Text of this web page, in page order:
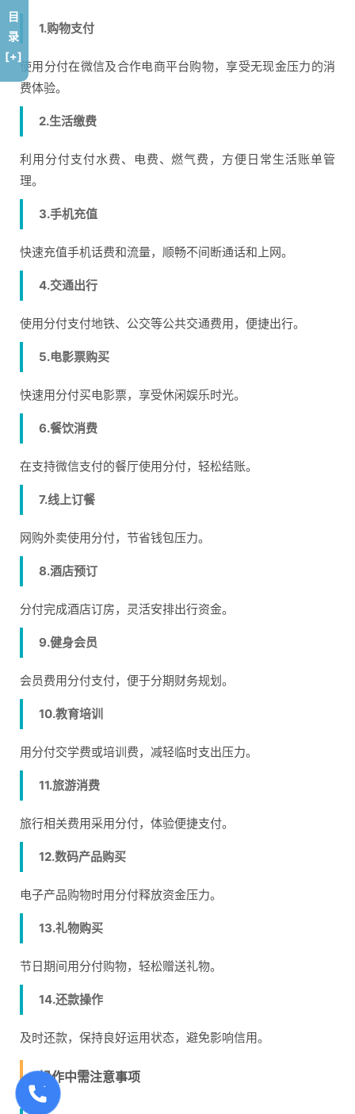
1.购物支付
使用分付在微信及合作电商平台购物，享受无现金压力的消
费体验。
2.生活缴费
利用分付支付水费、电费、燃气费，方便日常生活账单管
理。
3.手机充值
快速充值手机话费和流量，顺畅不间断通话和上网。
4.交通出行
使用分付支付地铁、公交等公共交通费用，便捷出行。
5.电影票购买
快速用分付买电影票，享受休闲娱乐时光。
6.餐饮消费
在支持微信支付的餐厅使用分付，轻松结账。
7.线上订餐
网购外卖使用分付，节省钱包压力。
8.酒店预订
分付完成酒店订房，灵活安排出行资金。
9.健身会员
会员费用分付支付，便于分期财务规划。
10.教育培训
用分付交学费或培训费，减轻临时支出压力。
11.旅游消费
旅行相关费用采用分付，体验便捷支付。
12.数码产品购买
电子产品购物时用分付释放资金压力。
13.礼物购买
节日期间用分付购物，轻松赠送礼物。
14.还款操作
及时还款，保持良好运用状态，避免影响信用。
操作中需注意事项
目
录
[+]